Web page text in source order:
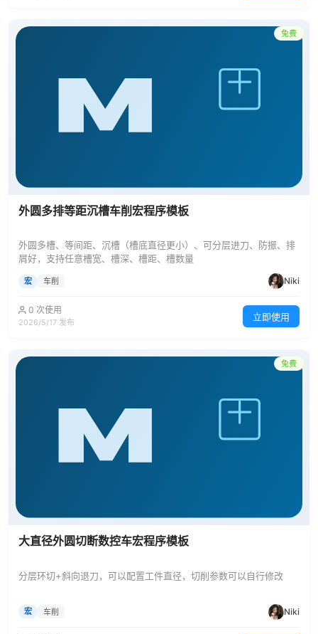
免费
外圆多排等距沉槽车削宏程序模板
外圆多槽、等间距、沉槽（槽底直径更小）、可分层进刀、防振、排
屑好，支持任意槽宽、槽深、槽距、槽数量
宏 车削 Niki
0 次使用
2026/5/17 发布
立即使用
免费
大直径外圆切断数控车宏程序模板
分层环切+斜向退刀，可以配置工件直径，切削参数可以自行修改
宏 车削 Niki